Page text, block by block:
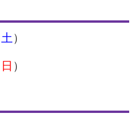
土 ）
日 ）